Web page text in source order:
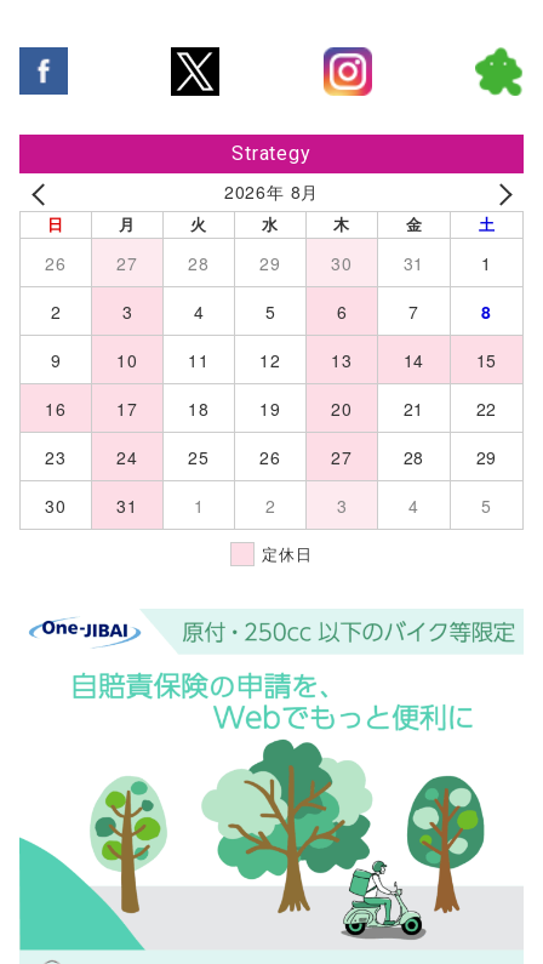
Strategy
2026年 8月
日 月 火 水 木 金 土
26 27 28 29 30 31
1
2
3 4 5 6 7
8
9
10 11 12 13 14
15
16
17 18 19 20 21
22
23
24 25 26 27 28
29
30
31 1 2 3 4 5
定休日